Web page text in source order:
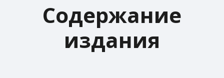
Содержание
издания